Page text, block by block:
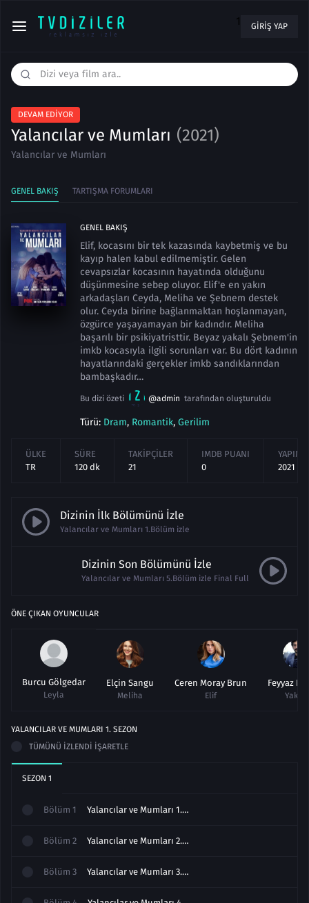
1 GIRIŞ YAP
DEVAM EDIYOR
Yalancılar ve Mumları (2021)
Yalancılar ve Mumları
GENEL BAKIŞ TARTIŞMA FORUMLARI
GENEL BAKIŞ
Elif, kocasını bir tek kazasında kaybetmiş ve bu
kayıp halen kabul edilmemiştir. Gelen
cevapsızlar kocasının hayatında olduğunu
düşünmesine sebep oluyor. Elif'e en yakın
arkadaşları Ceyda, Meliha ve Şebnem destek
olur. Ceyda birine bağlanmaktan hoşlanmayan,
özgürce yaşayamayan bir kadındır. Meliha
başarılı bir psikiyatristtir. Beyaz yakalı Şebnem'in
imkb kocasıyla ilgili sorunları var. Bu dört kadının
hayatlarındaki gerçekler imkb sandıklarından
bambaşkadır…
Bu dizi özeti @admin tarafından oluşturuldu
Türü: Dram, Romantik, Gerilim
ÜLKE
TR
SÜRE
120 dk
TAKIPÇILER
21
IMDB PUANI
0
YAPIM
2021
Dizinin İlk Bölümünü İzle
Yalancılar ve Mumları 1.Bölüm izle
Dizinin Son Bölümünü İzle
Yalancılar ve Mumları 5.Bölüm izle Final Full
ÖNE ÇIKAN OYUNCULAR
Burcu Gölgedar
Leyla
Elçin Sangu
Meliha
Ceren Moray Brun
Elif
Feyyaz
Yakup
YALANCILAR VE MUMLARI 1. SEZON
TÜMÜNÜ İZLENDI İŞARETLE
SEZON 1
Bölüm 1 Yalancılar ve Mumları 1.Bölüm izle
Bölüm 2 Yalancılar ve Mumları 2.Bölüm izle
Bölüm 3 Yalancılar ve Mumları 3.Bölüm izle